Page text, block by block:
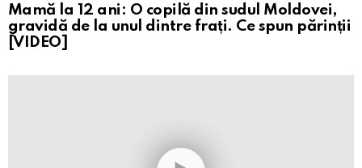
Mamă la 12 ani: O copilă din sudul Moldovei,
gravidă de la unul dintre frați. Ce spun părinții
[VIDEO]